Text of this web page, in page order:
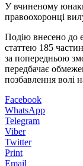
У вчиненому
правоохоронці
Подію внесено до
статтею 185
за попередньою
передбачає
позбавлення волі
Facebook
WhatsApp
Telegram
Viber
Twitter
Print
Email